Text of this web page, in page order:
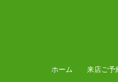
ホーム 来店ご予